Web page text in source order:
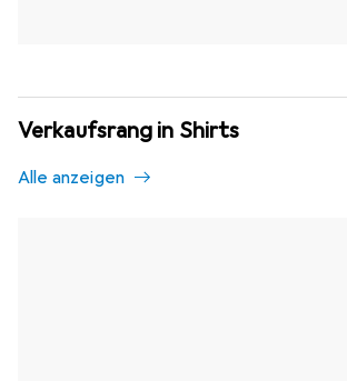
Verkaufsrang in Shirts
Alle anzeigen